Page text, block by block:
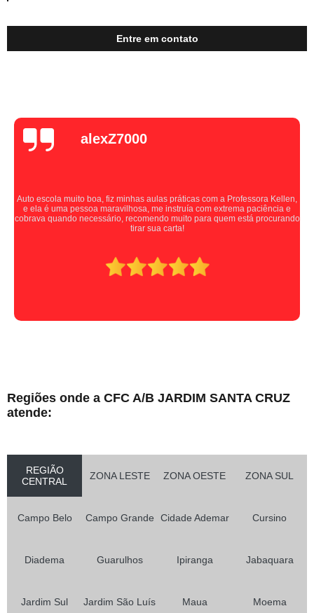
Entre em contato
alexZ7000
Auto escola muito boa, fiz minhas aulas práticas com a Professora Kellen,
e ela é uma pessoa maravilhosa, me instruía com extrema paciência e
cobrava quando necessário, recomendo muito para quem está procurando
tirar sua carta!
Regiões onde a CFC A/B JARDIM SANTA CRUZ
atende:
REGIÃO
CENTRAL
ZONA LESTE ZONA OESTE ZONA SUL
Campo Belo Campo Grande Cidade Ademar Cursino
Diadema Guarulhos Ipiranga Jabaquara
Jardim Sul Jardim São Luís Maua Moema